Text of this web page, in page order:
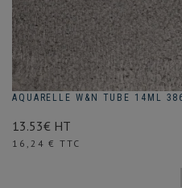
AQUARELLE W&N TUBE 14ML
13.53€ HT
Prix
16,24 € TTC